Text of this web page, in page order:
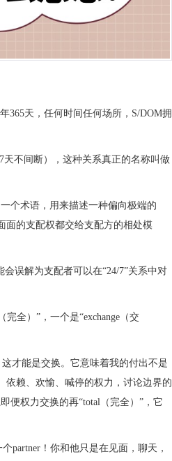
365天，任何时间任何场所，S/DOM拥
不间断），这种关系真正的名称叫做
个术语，用来描述一种偏向极端的
面的支配权都交给支配方的相处模
误解为支配者可以在“24/7”关系中对
全）”，一个是“exchange（交
才能是交换。它意味着我的付出不是
依赖、欢愉、喊停的权力，讨论边界的
便权力交换的再“total（完全）”，它
partner！你和他只是在见面，聊天，